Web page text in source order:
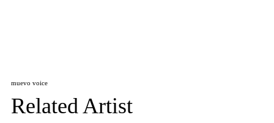
muevo voice
Related Artist